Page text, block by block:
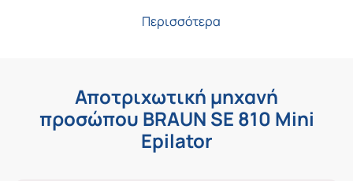
Περισσότερα
Αποτριχωτική μηχανή
προσώπου BRAUN SE 810 Mini
Epilator